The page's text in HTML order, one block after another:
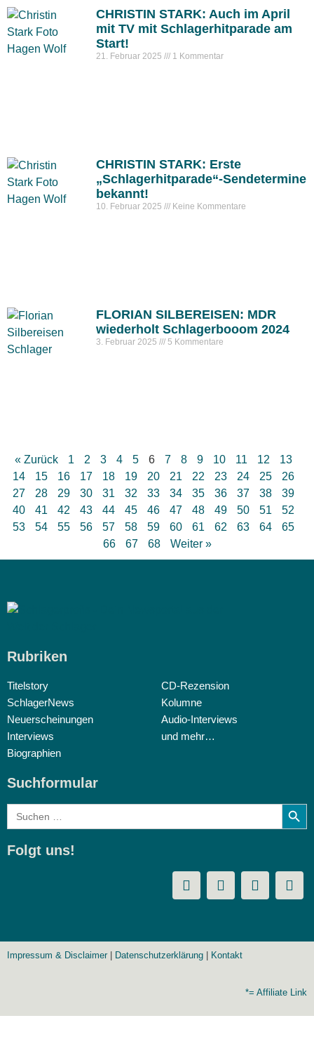
CHRISTIN STARK: Auch im April
mit TV mit Schlagerhitparade am
Start!
21. Februar 2025 1 Kommentar
CHRISTIN STARK: Erste
„Schlagerhitparade“-Sendetermine
bekannt!
10. Februar 2025 Keine Kommentare
FLORIAN SILBEREISEN: MDR
wiederholt Schlagerbooom 2024
3. Februar 2025 5 Kommentare
« Zurück 1 2 3 4 5 6 7 8 9 10 11 12
13
14
15 16 17 18 19 20 21 22 23 24 25
26
27
28 29 30 31 32 33 34 35 36 37 38
39
40
41 42 43 44 45 46 47 48 49 50 51
52
53
54 55 56 57 58 59 60 61 62 63 64
65
66
67 68 Weiter »
Rubriken
Titelstory
SchlagerNews
Neuerscheinungen
Interviews
Biographien
CD-Rezension
Kolumne
Audio-Interviews
und mehr…
Suchformular
Search
for:
Folgt uns!
Impressum & Disclaimer | Datenschutzerklärung | Kontakt
*= Affiliate Link